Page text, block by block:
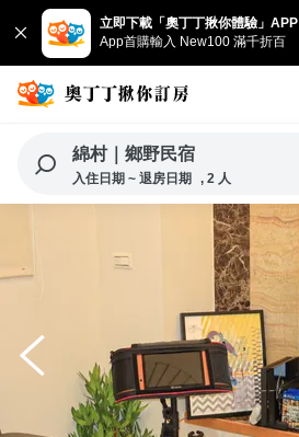
立即下載「奧丁丁揪你體驗」APP
App首購輸入 New100 滿千折百
綿村｜鄉野民宿
入住日期 ~ 退房日期 , 2 人